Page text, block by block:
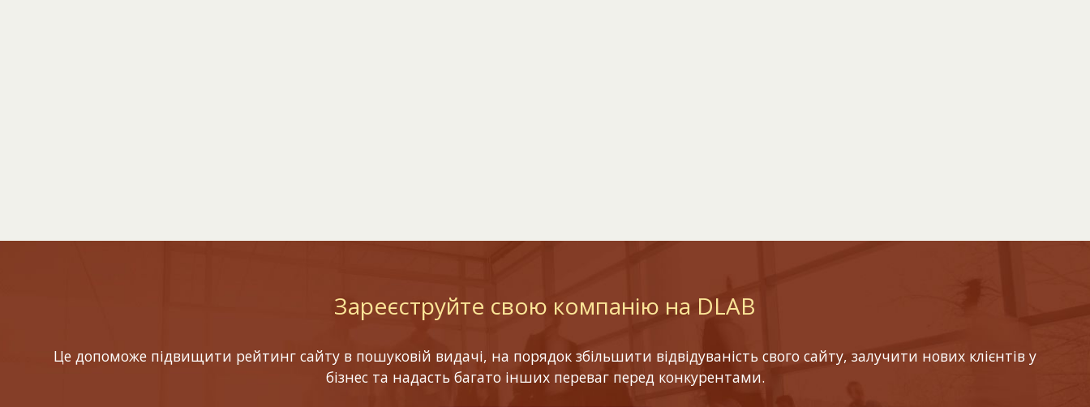
Зареєструйте свою компанію на DLAB
Це допоможе підвищити рейтинг сайту в пошуковій видачі, на порядок збільшити відвідуваність свого сайту, залучити нових клієнтів у
бізнес та надасть багато інших переваг перед конкурентами.